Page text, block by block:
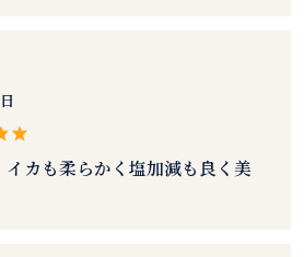
カも柔らかく塩加減も良く美